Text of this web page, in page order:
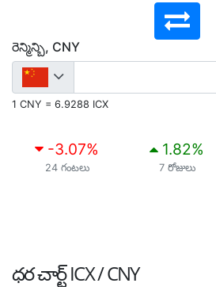
రెన్మిన్బి, CNY
1 CNY = 6.9288 ICX
-3.07%
24 గంటలు
1.82%
7 రోజులు
ధర చార్ట్ICX / CNY